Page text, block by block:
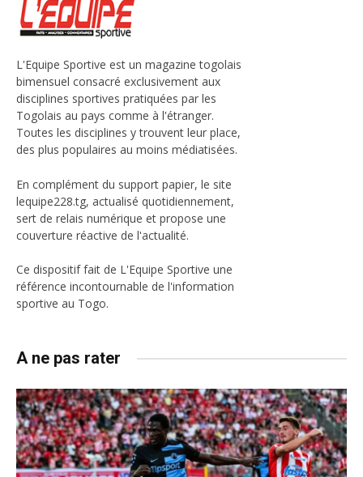
L'Equipe Sportive est un magazine togolais
bimensuel consacré exclusivement aux
disciplines sportives pratiquées par les
Togolais au pays comme à l'étranger.
Toutes les disciplines y trouvent leur place,
des plus populaires au moins médiatisées.
En complément du support papier, le site
lequipe228.tg, actualisé quotidiennement,
sert de relais numérique et propose une
couverture réactive de l'actualité.
Ce dispositif fait de L'Equipe Sportive une
référence incontournable de l'information
sportive au Togo.
A ne pas rater